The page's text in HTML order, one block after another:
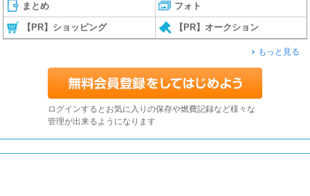
まとめ フォト
【PR】ショッピング 【PR】オークション
もっと見る
ログインするとお気に入りの保存や燃費記録など様々な
管理が出来るようになります